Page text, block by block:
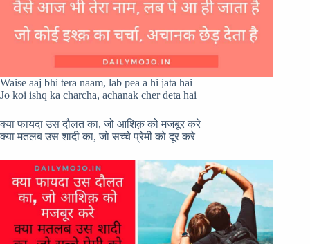
Waise aaj bhi tera naam, lab pea a hi jata hai
Jo koi ishq ka charcha, achanak cher deta hai
क्या फायदा उस दौलत का, जो आशिक़ को मजबूर करे
क्या मतलब उस शादी का, जो सच्चे प्रेमी को दूर करे